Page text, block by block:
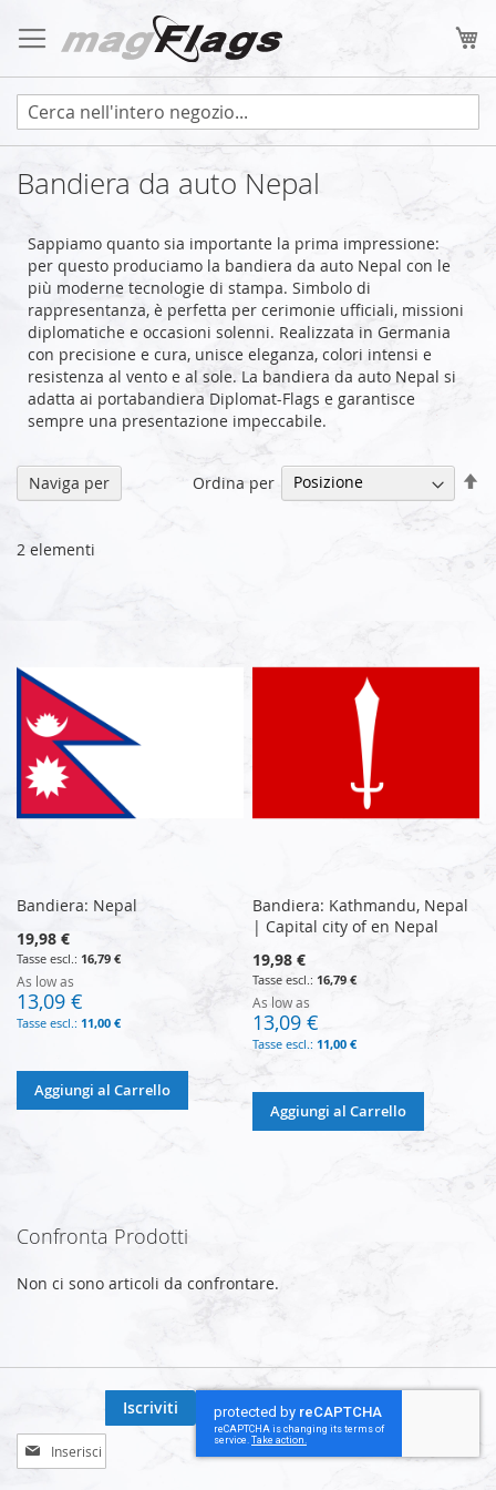
al
contenuto
Bandiera da auto Nepal
Sappiamo quanto sia importante la prima impressione:
per questo produciamo la bandiera da auto Nepal con le
più moderne tecnologie di stampa. Simbolo di
rappresentanza, è perfetta per cerimonie ufficiali, missioni
diplomatiche e occasioni solenni. Realizzata in Germania
con precisione e cura, unisce eleganza, colori intensi e
resistenza al vento e al sole. La bandiera da auto Nepal si
adatta ai portabandiera Diplomat-Flags e garantisce
sempre una presentazione impeccabile.
2 elementi
Ordina per
Bandiera: Nepal
19,98 €
16,79 €
As low as
13,09 €
11,00 €
Aggiungi al Carrello
Bandiera: Kathmandu, Nepal
| Capital city of en Nepal
19,98 €
16,79 €
As low as
13,09 €
11,00 €
Aggiungi al Carrello
Naviga per
Confronta Prodotti
Non ci sono articoli da confrontare.
Iscriviti
alla
Iscriviti